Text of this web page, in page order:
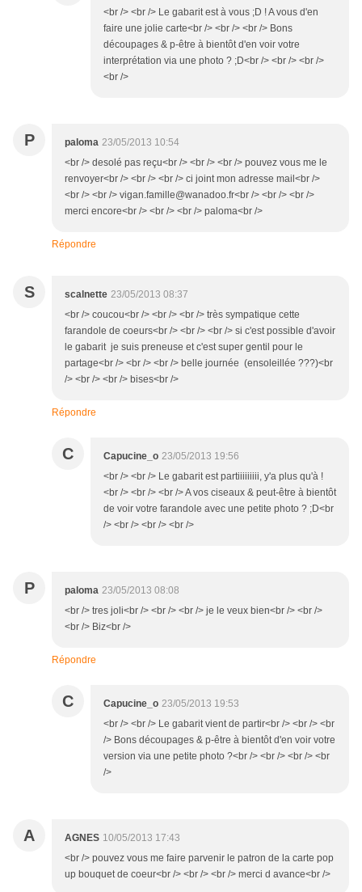
<br /> <br /> Le gabarit est à vous ;D ! A vous d'en
faire une jolie carte<br /> <br /> <br /> Bons
découpages & p-être à bientôt d'en voir votre
interprétation via une photo ? ;D<br /> <br /> <br />
<br />
P paloma 23/05/2013 10:54
<br /> desolé pas reçu<br /> <br /> <br /> pouvez vous me le
renvoyer<br /> <br /> <br /> ci joint mon adresse mail<br />
<br /> <br /> vigan.famille@wanadoo.fr<br /> <br /> <br />
merci encore<br /> <br /> <br /> paloma<br />
Répondre
S scalnette 23/05/2013 08:37
<br /> coucou<br /> <br /> <br /> très sympatique cette
farandole de coeurs<br /> <br /> <br /> si c'est possible d'avoir
le gabarit je suis preneuse et c'est super gentil pour le
partage<br /> <br /> <br /> belle journée (ensoleillée ???)<br
/> <br /> <br /> bises<br />
Répondre
C Capucine_o 23/05/2013 19:56
<br /> <br /> Le gabarit est partiiiiiiiii, y'a plus qu'à !
<br /> <br /> <br /> A vos ciseaux & peut-être à bientôt
de voir votre farandole avec une petite photo ? ;D<br
/> <br /> <br /> <br />
P paloma 23/05/2013 08:08
<br /> tres joli<br /> <br /> <br /> je le veux bien<br /> <br />
<br /> Biz<br />
Répondre
C Capucine_o 23/05/2013 19:53
<br /> <br /> Le gabarit vient de partir<br /> <br /> <br
/> Bons découpages & p-être à bientôt d'en voir votre
version via une petite photo ?<br /> <br /> <br /> <br
/>
A AGNES 10/05/2013 17:43
<br /> pouvez vous me faire parvenir le patron de la carte pop
up bouquet de coeur<br /> <br /> <br /> merci d avance<br />